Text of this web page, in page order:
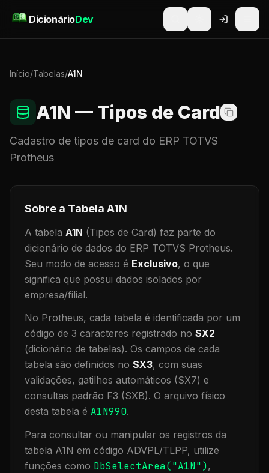
DicionárioDev
Início/Tabelas/A1N
A1N — Tipos de Card
Cadastro de tipos de card do ERP TOTVS
Protheus
Sobre a Tabela A1N
A tabela A1N (Tipos de Card) faz parte do
dicionário de dados do ERP TOTVS Protheus.
Seu modo de acesso é Exclusivo, o que
significa que possui dados isolados por
empresa/filial.
No Protheus, cada tabela é identificada por um
código de 3 caracteres registrado no SX2
(dicionário de tabelas). Os campos de cada
tabela são definidos no SX3, com suas
validações, gatilhos automáticos (SX7) e
consultas padrão F3 (SXB). O arquivo físico
desta tabela é A1N990.
Para consultar ou manipular os registros da
tabela A1N em código ADVPL/TLPP, utilize
funções como DbSelectArea("A1N"),